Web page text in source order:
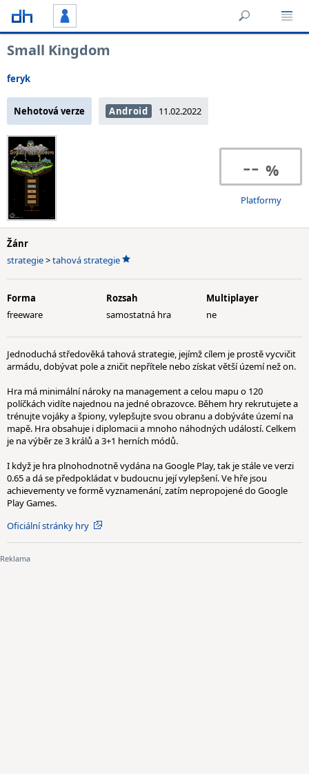
Small Kingdom
feryk
Nehotová verze Android 11.02.2022
--
Platformy
Žánr
strategie>tahová strategie
Forma
freeware
Rozsah
samostatná hra
Multiplayer
ne
Jednoduchá středověká tahová strategie, jejímž cílem je prostě vycvičit
armádu, dobývat pole a zničit nepřítele nebo získat větší území než on.
Hra má minimální nároky na management a celou mapu o 120
políčkách vidíte najednou na jedné obrazovce. Během hry rekrutujete a
trénujte vojáky a špiony, vylepšujte svou obranu a dobýváte území na
mapě. Hra obsahuje i diplomacii a mnoho náhodných událostí. Celkem
je na výběr ze 3 králů a 3+1 herních módů.
I když je hra plnohodnotně vydána na Google Play, tak je stále ve verzi
0.65 a dá se předpokládat v budoucnu její vylepšení. Ve hře jsou
achievementy ve formě vyznamenání, zatím nepropojené do Google
Play Games.
Oficiální stránky hry